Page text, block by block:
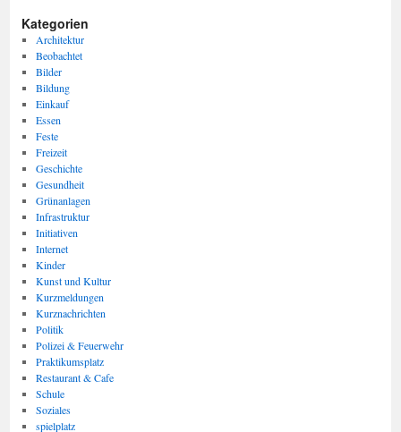
Kategorien
Architektur
Beobachtet
Bilder
Bildung
Einkauf
Essen
Feste
Freizeit
Geschichte
Gesundheit
Grünanlagen
Infrastruktur
Initiativen
Internet
Kinder
Kunst und Kultur
Kurzmeldungen
Kurznachrichten
Politik
Polizei & Feuerwehr
Praktikumsplatz
Restaurant & Cafe
Schule
Soziales
spielplatz